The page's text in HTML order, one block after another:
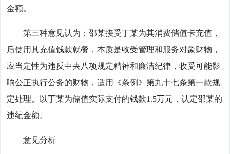
金额。
第三种意见认为：邵某接受丁某为其消费储值卡充值，
后使用其充值钱款就餐，本质是收受管理和服务对象财物，
应当定性为违反中央八项规定精神和廉洁纪律，收受可能影
响公正执行公务的财物，适用《条例》第九十七条第一款规
定处理。以丁某为储值实际支付的钱款1.5万元，认定邵某的
违纪金额。
意见分析